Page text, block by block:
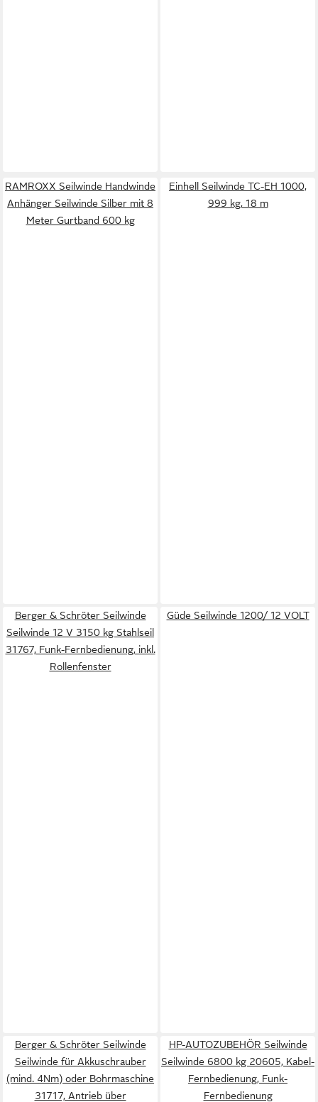
RAMROXX Seilwinde Handwinde
Anhänger Seilwinde Silber mit 8
Meter Gurtband 600 kg
Einhell Seilwinde TC-EH 1000,
999 kg, 18 m
Berger & Schröter Seilwinde
Seilwinde 12 V 3150 kg Stahlseil
31767, Funk-Fernbedienung, inkl.
Rollenfenster
Güde Seilwinde 1200/ 12 VOLT
Berger & Schröter Seilwinde
Seilwinde für Akkuschrauber
(mind. 4Nm) oder Bohrmaschine
31717, Antrieb über
HP-AUTOZUBEHÖR Seilwinde
Seilwinde 6800 kg 20605, Kabel-
Fernbedienung, Funk-
Fernbedienung